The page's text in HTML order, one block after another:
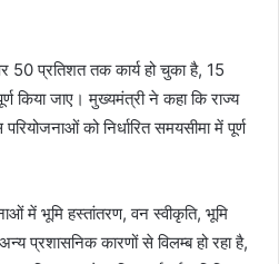
50 प्रतिशत तक कार्य हो चुका है, 15
किया जाए। मुख्यमंत्री ने कहा कि राज्य
को निर्धारित समयसीमा में पूर्ण
में भूमि हस्तांतरण, वन स्वीकृति, भूमि
प्रशासनिक कारणों से विलम्ब हो रहा है,